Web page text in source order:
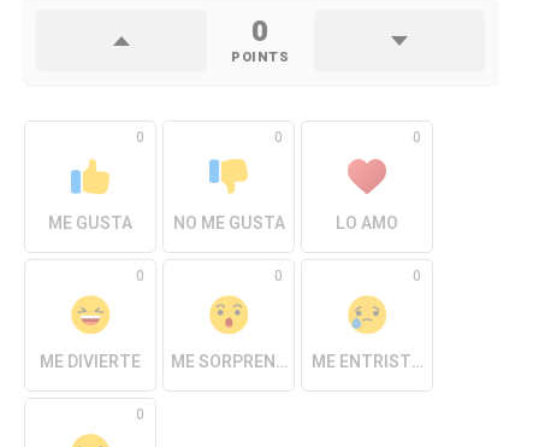
0
POINTS
0
ME GUSTA
0
NO ME GUSTA
0
LO AMO
0
ME DIVIERTE
0
ME SORPRENDE
0
ME ENTRISTECE
0